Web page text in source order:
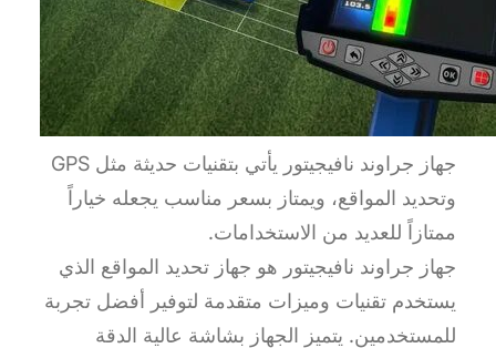
جهاز جراوند نافيجيتور يأتي بتقنيات حديثة مثل GPS
وتحديد المواقع، ويمتاز بسعر مناسب يجعله خياراً
ممتازاً للعديد من الاستخدامات.
جهاز جراوند نافيجيتور هو جهاز تحديد المواقع الذي
يستخدم تقنيات وميزات متقدمة لتوفير أفضل تجربة
للمستخدمين. يتميز الجهاز بشاشة عالية الدقة